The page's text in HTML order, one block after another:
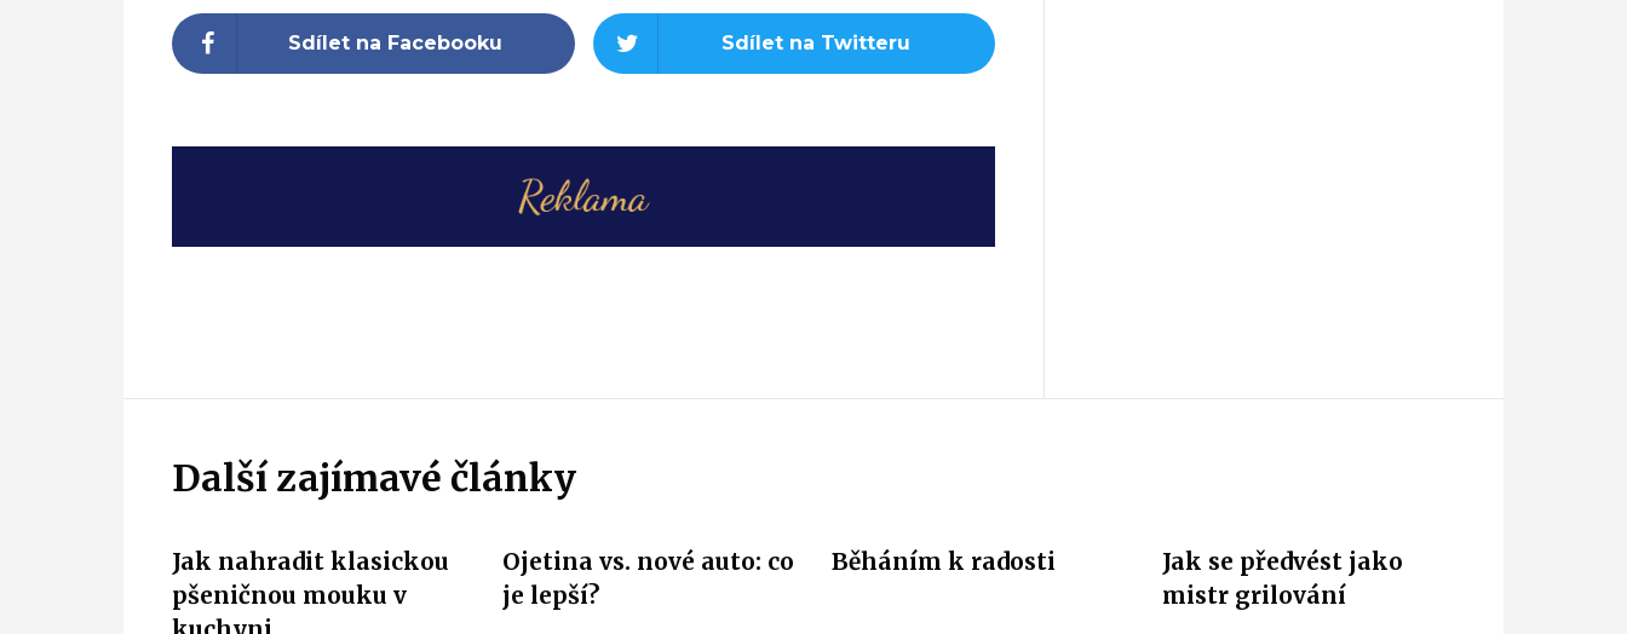
Sdílet na Facebooku Sdílet na Twitteru
Další zajímavé články
Jak nahradit klasickou
pšeničnou mouku v
Ojetina vs. nové auto: co
je lepší?
Běháním k radosti
Jak se předvést jako
mistr grilování